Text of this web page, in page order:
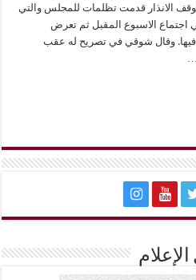
الانذار قدمت تظلمات للمجلس والتي
اجتماع الاسبوع المقبل ثم تعرض
وقال شوقي في تصريح له عقب